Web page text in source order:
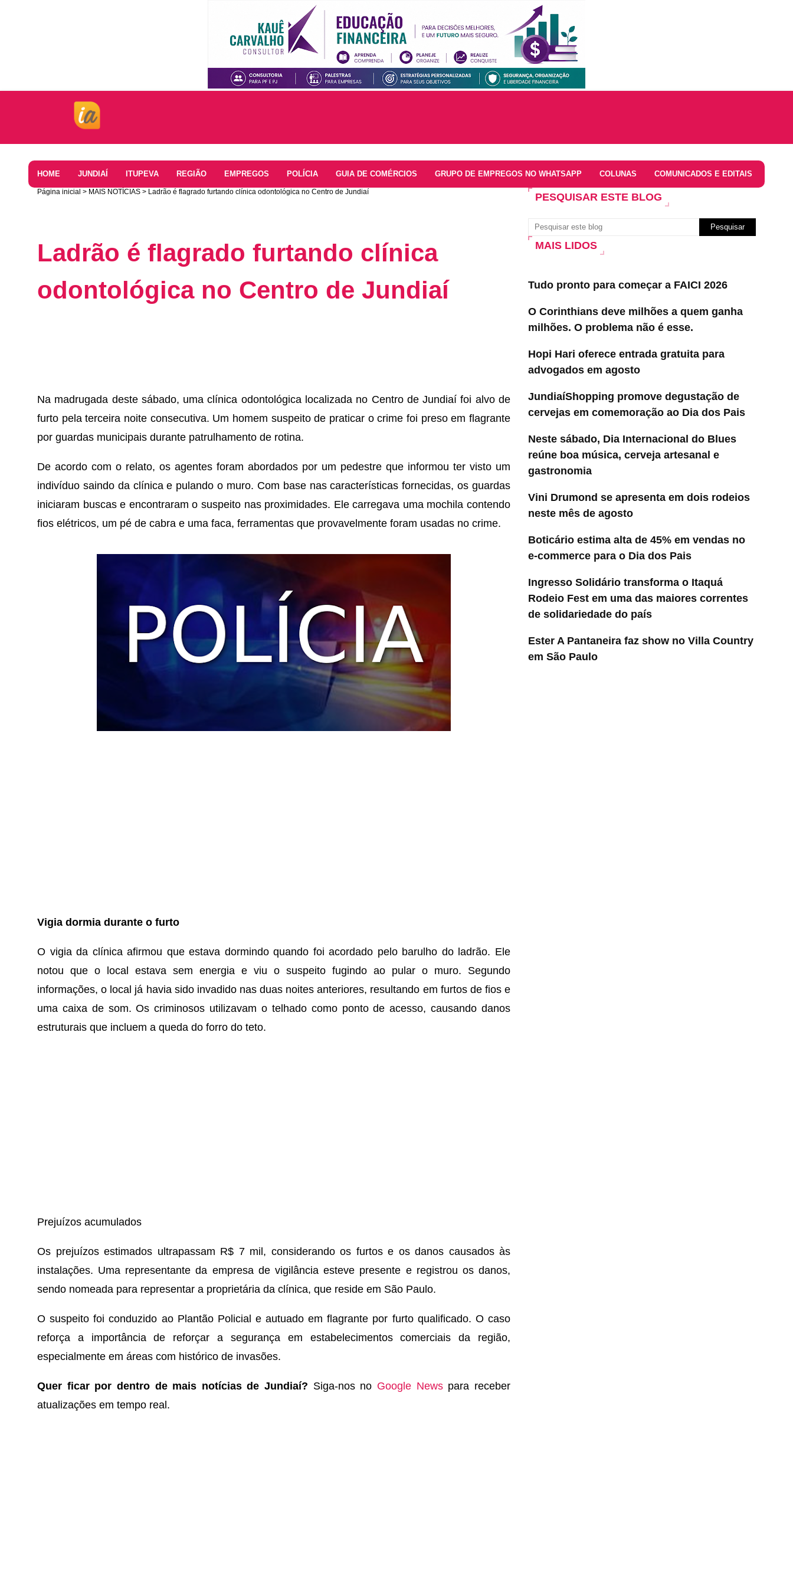
HOME JUNDIAÍ ITUPEVA REGIÃO EMPREGOS POLÍCIA GUIA DE COMÉRCIOS GRUPO DE EMPREGOS NO WHATSAPP COLUNAS COMUNICADOS E EDITAIS
Página inicial MAIS NOTÍCIAS Ladrão é flagrado furtando clínica odontológica no Centro de Jundiaí
Ladrão é flagrado furtando clínica
odontológica no Centro de Jundiaí
Na madrugada deste sábado, uma clínica odontológica localizada no Centro de Jundiaí foi alvo de
furto pela terceira noite consecutiva. Um homem suspeito de praticar o crime foi preso em flagrante
por guardas municipais durante patrulhamento de rotina.
De acordo com o relato, os agentes foram abordados por um pedestre que informou ter visto um
indivíduo saindo da clínica e pulando o muro. Com base nas características fornecidas, os guardas
iniciaram buscas e encontraram o suspeito nas proximidades. Ele carregava uma mochila contendo
fios elétricos, um pé de cabra e uma faca, ferramentas que provavelmente foram usadas no crime.
Vigia dormia durante o furto
O vigia da clínica afirmou que estava dormindo quando foi acordado pelo barulho do ladrão. Ele
notou que o local estava sem energia e viu o suspeito fugindo ao pular o muro. Segundo
informações, o local já havia sido invadido nas duas noites anteriores, resultando em furtos de fios e
uma caixa de som. Os criminosos utilizavam o telhado como ponto de acesso, causando danos
estruturais que incluem a queda do forro do teto.
Prejuízos acumulados
Os prejuízos estimados ultrapassam R$ 7 mil, considerando os furtos e os danos causados às
instalações. Uma representante da empresa de vigilância esteve presente e registrou os danos,
sendo nomeada para representar a proprietária da clínica, que reside em São Paulo.
O suspeito foi conduzido ao Plantão Policial e autuado em flagrante por furto qualificado. O caso
reforça a importância de reforçar a segurança em estabelecimentos comerciais da região,
especialmente em áreas com histórico de invasões.
Quer ficar por dentro de mais notícias de Jundiaí? Siga-nos no Google Newspara receber
atualizações em tempo real.
PESQUISAR ESTE BLOG
MAIS LIDOS
Tudo pronto para começar a FAICI 2026
O Corinthians deve milhões a quem ganha
milhões. O problema não é esse.
Hopi Hari oferece entrada gratuita para
advogados em agosto
JundiaíShopping promove degustação de
cervejas em comemoração ao Dia dos Pais
Neste sábado, Dia Internacional do Blues
reúne boa música, cerveja artesanal e
gastronomia
Vini Drumond se apresenta em dois rodeios
neste mês de agosto
Boticário estima alta de 45% em vendas no
e-commerce para o Dia dos Pais
Ingresso Solidário transforma o Itaquá
Rodeio Fest em uma das maiores correntes
de solidariedade do país
Ester A Pantaneira faz show no Villa Country
em São Paulo